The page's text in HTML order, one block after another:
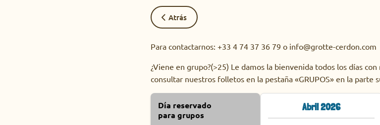
Atrás
Para contactarnos: +33 4 74 37 36 79 o info@grotte-cerdon.com
¿Viene en grupo?(>25) Le damos la bienvenida todos los días
consultar nuestros folletos en la pestaña «GRUPOS» en la parte
Día reservado
para grupos
Abril 2026